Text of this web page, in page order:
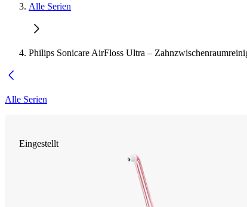
Alle Serien
Philips Sonicare AirFloss Ultra –
Alle Serien
Eingestellt